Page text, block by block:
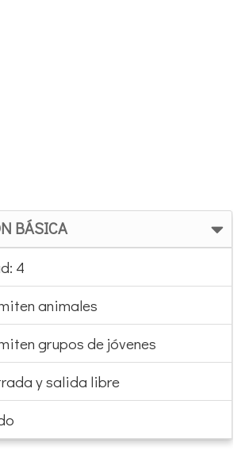
BÁSICA
4
animales
grupos de jóvenes
y salida libre